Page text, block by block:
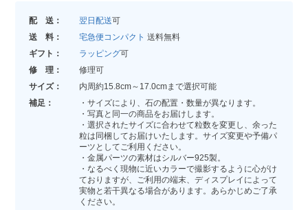
配 送： 翌日配送可
送 料：
宅急便コンパクト 送料無料
ギフト：
ラッピング可
修 理：
修理可
サイズ：
内周約15.8cm～17.0cmまで選択可能
補足：
・サイズにより、石の配置・数量が異なります。
・写真と同一の商品をお届けします。
・選択されたサイズに合わせて粒数を変更し、余った
粒は同梱してお届けいたします。サイズ変更や予備パ
ーツとしてご利用ください。
・金属パーツの素材はシルバー925製。
・なるべく現物に近いカラーで撮影するように心がけ
ておりますが、ご利用の端末、ディスプレイによって
実物と若干異なる場合があります。あらかじめご了承
ください。